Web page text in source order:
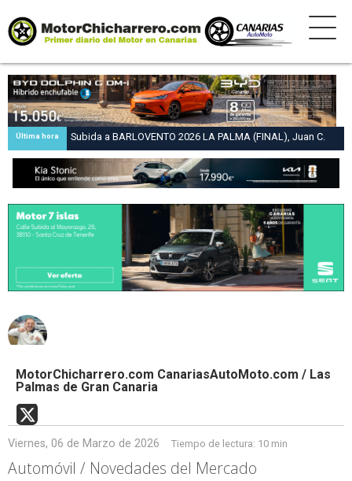
Última hora
Subida a BARLOVENTO 2026 LA PALMA (FINAL), Juan C.
Brito y Carlos A. Pérez hacen suya la victoria en la 47 Subida
a Barlovento
MotorChicharrero.com CanariasAutoMoto.com / Las
Palmas de Gran Canaria
Viernes, 06 de Marzo de 2026 Tiempo de lectura: 10 min
Automóvil / Novedades del Mercado